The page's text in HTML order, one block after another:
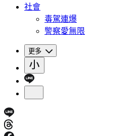
社會
毒駕連爆
警察愛無限
更多